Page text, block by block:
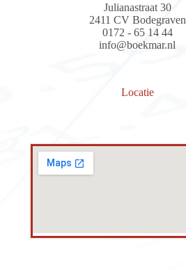
Julianastraat 30
2411 CV Bodegraven
0172 - 65 14 44
info@boekmar.nl
Locatie